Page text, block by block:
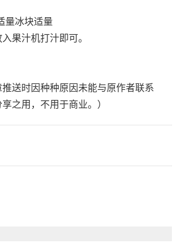
量冰块适量
果汁机打汁即可。
送时因种种原因未能与原作者联系
之用，不用于商业。）